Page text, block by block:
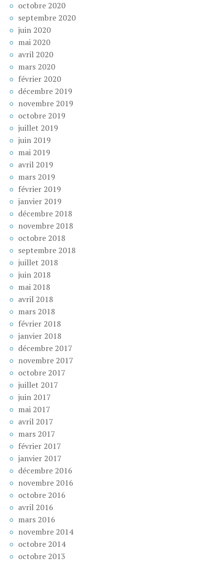
octobre 2020
septembre 2020
juin 2020
mai 2020
avril 2020
mars 2020
février 2020
décembre 2019
novembre 2019
octobre 2019
juillet 2019
juin 2019
mai 2019
avril 2019
mars 2019
février 2019
janvier 2019
décembre 2018
novembre 2018
octobre 2018
septembre 2018
juillet 2018
juin 2018
mai 2018
avril 2018
mars 2018
février 2018
janvier 2018
décembre 2017
novembre 2017
octobre 2017
juillet 2017
juin 2017
mai 2017
avril 2017
mars 2017
février 2017
janvier 2017
décembre 2016
novembre 2016
octobre 2016
avril 2016
mars 2016
novembre 2014
octobre 2014
octobre 2013